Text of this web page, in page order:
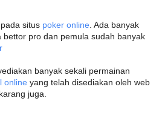
situs poker online . Ada banyak
pro dan pemula sudah banyak
banyak sekali permainan
online yang telah disediakan oleh web
juga.